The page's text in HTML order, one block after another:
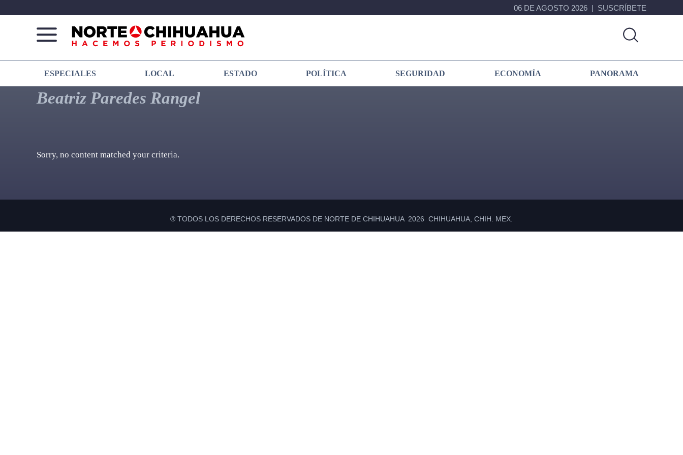
06 DE AGOSTO 2026 SUSCRÍBETE
Norte
De
Chihuahua
Más
que
noticias,
hacemos periodismo
ESPECIALES LOCAL ESTADO POLÍTICA SEGURIDAD ECONOMÍA PANORAMA
Beatriz Paredes Rangel
Sorry, no content matched your criteria.
® TODOS LOS DERECHOS RESERVADOS DE NORTE DE CHIHUAHUA 2026 CHIHUAHUA, CHIH. MEX.